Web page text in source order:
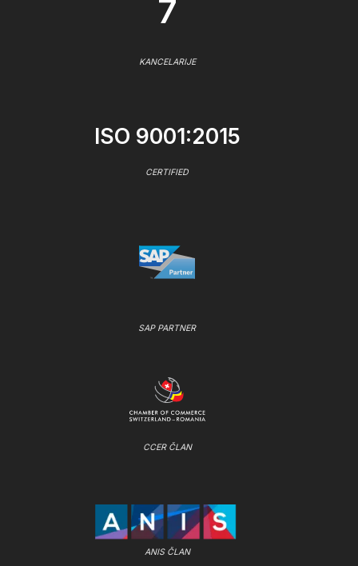
7
KANCELARIJE
ISO 9001:2015
CERTIFIED
SAP PARTNER
CCER ČLAN
ANIS ČLAN